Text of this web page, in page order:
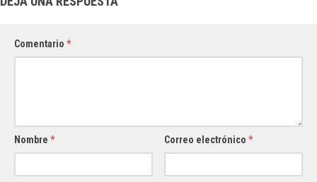
Comentario *
Nombre * Correo electrónico*